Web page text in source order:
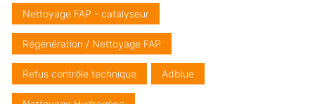
Nettoyage FAP - catalyseur
Régénération / Nettoyage FAP
Refus contrôle technique Adblue